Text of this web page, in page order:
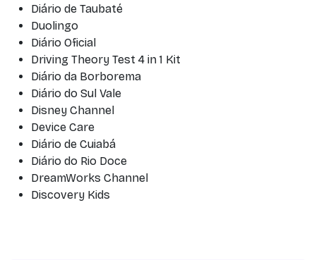
Diário de Taubaté
Duolingo
Diário Oficial
Driving Theory Test 4 in 1 Kit
Diário da Borborema
Diário do Sul Vale
Disney Channel
Device Care
Diário de Cuiabá
Diário do Rio Doce
DreamWorks Channel
Discovery Kids